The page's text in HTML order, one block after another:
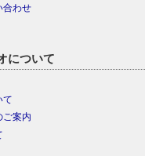
合わせ
について
て
ご案内